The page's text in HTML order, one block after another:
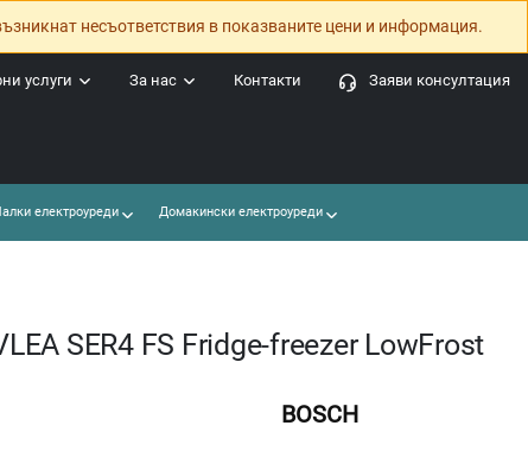
несъответствия в показваните цени и информация.
Заяви консултация
Контакти
За нас
услуги
електроуреди Домакински електроуреди
SER4 FS Fridge-freezer LowFrost
BOSCH